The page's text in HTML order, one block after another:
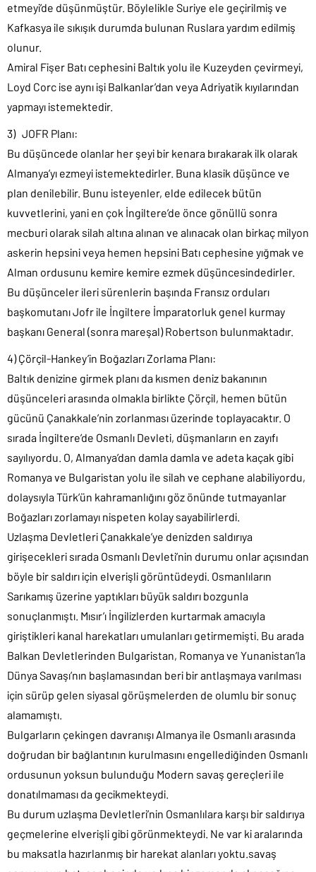
etmeyi’de düşünmüştür. Böylelikle Suriye ele geçirilmiş ve
Kafkasya ile sıkışık durumda bulunan Ruslara yardım edilmiş
olunur.
Amiral Fişer Batı cephesini Baltık yolu ile Kuzeyden çevirmeyi,
Loyd Corc ise aynı işi Balkanlar’dan veya Adriyatik kıyılarından
yapmayı istemektedir.
3) JOFR Planı:
Bu düşüncede olanlar her şeyi bir kenara bırakarak ilk olarak
Almanya’yı ezmeyi istemektedirler. Buna klasik düşünce ve
plan denilebilir. Bunu isteyenler, elde edilecek bütün
kuvvetlerini, yani en çok İngiltere’de önce gönüllü sonra
mecburi olarak silah altına alınan ve alınacak olan birkaç milyon
askerin hepsini veya hemen hepsini Batı cephesine yığmak ve
Alman ordusunu kemire kemire ezmek düşüncesindedirler.
Bu düşünceler ileri sürenlerin başında Fransız orduları
başkomutanı Jofr ile İngiltere İmparatorluk genel kurmay
başkanı General (sonra mareşal) Robertson bulunmaktadır.
4) Çörçil-Hankey’in Boğazları Zorlama Planı:
Baltık denizine girmek planı da kısmen deniz bakanının
düşünceleri arasında olmakla birlikte Çörçil, hemen bütün
gücünü Çanakkale’nin zorlanması üzerinde toplayacaktır. O
sırada İngiltere’de Osmanlı Devleti, düşmanların en zayıfı
sayılıyordu. O, Almanya’dan damla damla ve adeta kaçak gibi
Romanya ve Bulgaristan yolu ile silah ve cephane alabiliyordu,
dolaysıyla Türk’ün kahramanlığını göz önünde tutmayanlar
Boğazları zorlamayı nispeten kolay sayabilirlerdi.
Uzlaşma Devletleri Çanakkale’ye denizden saldırıya
girişecekleri sırada Osmanlı Devleti’nin durumu onlar açısından
böyle bir saldırı için elverişli görüntüdeydi. Osmanlıların
Sarıkamış üzerine yaptıkları büyük saldırı bozgunla
sonuçlanmıştı. Mısır’ı İngilizlerden kurtarmak amacıyla
giriştikleri kanal harekatları umulanları getirmemişti. Bu arada
Balkan Devletlerinden Bulgaristan, Romanya ve Yunanistan’la
Dünya Savaşı’nın başlamasından beri bir antlaşmaya varılması
için sürüp gelen siyasal görüşmelerden de olumlu bir sonuç
alamamıştı.
Bulgarların çekingen davranışı Almanya ile Osmanlı arasında
doğrudan bir bağlantının kurulmasını engellediğinden Osmanlı
ordusunun yoksun bulunduğu Modern savaş gereçleri ile
donatılmaması da gecikmekteydi.
Bu durum uzlaşma Devletleri’nin Osmanlılara karşı bir saldırıya
geçmelerine elverişli gibi görünmekteydi. Ne var ki aralarında
bu maksatla hazırlanmış bir harekat alanları yoktu.savaş